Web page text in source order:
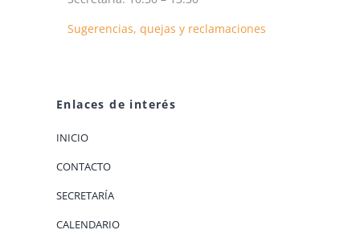
Sugerencias, quejas y reclamaciones
Enlaces de interés
INICIO
CONTACTO
SECRETARÍA
CALENDARIO